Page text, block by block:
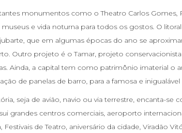
monumentos como o Theatro Carlos Gomes,
museus e vida noturna para todos os gostos. O
jubarte, que em algumas épocas do ano se
Outro projeto é o Tamar, projeto
Ainda, a capital tem como patrimônio imaterial o
de panelas de barro, para a famosa e
seja de avião, navio ou via terrestre, encanta-se
grandes centros comerciais, aeroporto
Festivais de Teatro, aniversário da cidade, Viradão